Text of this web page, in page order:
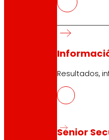
Resultados,
Senior